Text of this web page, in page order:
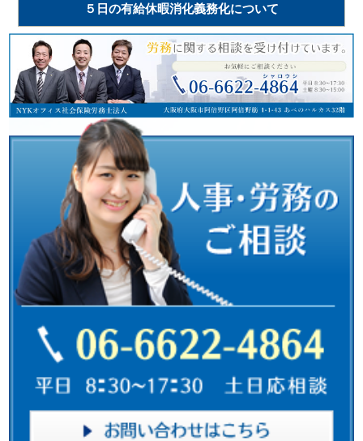
５日の有給休暇消化義務化について